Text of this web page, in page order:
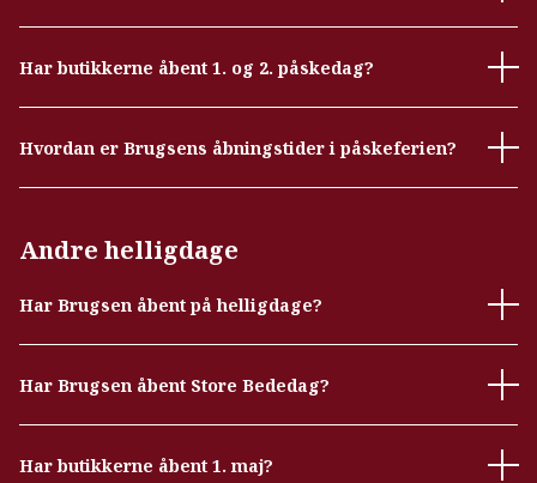
Har butikkerne åbent 1. og 2. påskedag?
Hvordan er Brugsens åbningstider i påskeferien?
Andre helligdage
Har Brugsen åbent på helligdage?
Har Brugsen åbent Store Bededag?
Har butikkerne åbent 1. maj?